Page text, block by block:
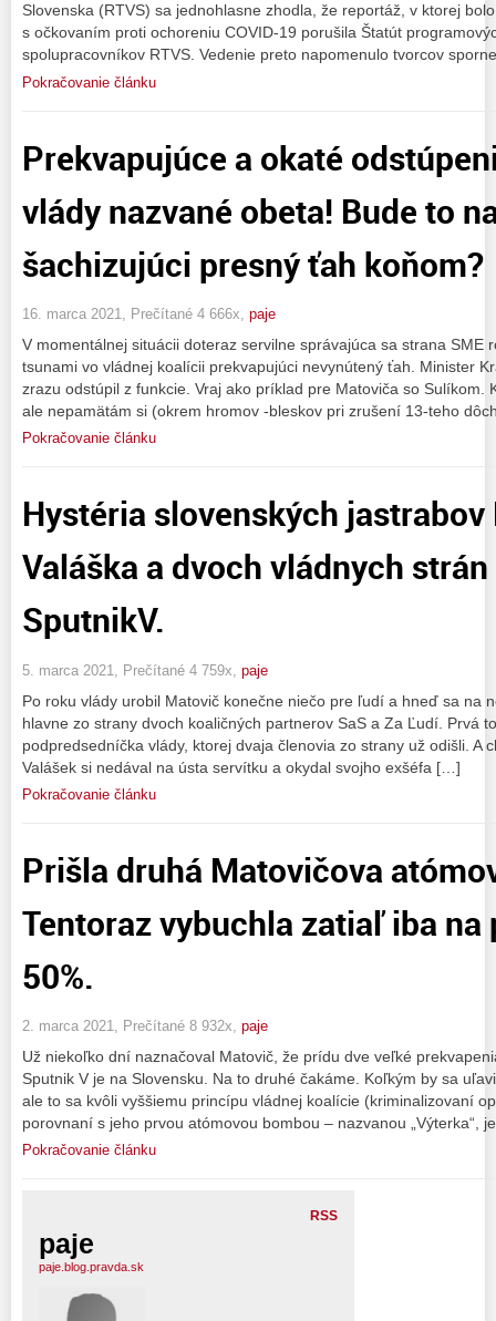
Slovenska (RTVS) sa jednohlasne zhodla, že reportáž, v ktorej
s očkovaním proti ochoreniu COVID-19 porušila Štatút
spolupracovníkov RTVS. Vedenie preto napomenulo tvorcov
Pokračovanie článku
Prekvapujúce a okaté
vlády nazvané obeta! Bude to
šachizujúci presný ťah koňom?
16. marca 2021, Prečítané 4 666x, paje
V momentálnej situácii doteraz servilne správajúca sa strana SME
tsunami vo vládnej koalícii prekvapujúci nevynútený ťah. Minister
zrazu odstúpil z funkcie. Vraj ako príklad pre Matoviča so Sulíkom.
ale nepamätám si (okrem hromov -bleskov pri zrušení 13-teho
Pokračovanie článku
Hystéria slovenských jastrabov
Valáška a dvoch vládnych
SputnikV.
5. marca 2021, Prečítané 4 759x, paje
Po roku vlády urobil Matovič konečne niečo pre ľudí a hneď sa na
hlavne zo strany dvoch koaličných partnerov SaS a Za Ľudí. Prvá
podpredsedníčka vlády, ktorej dvaja členovia zo strany už odišli. A
Valášek si nedával na ústa servítku a okydal svojho exšéfa […]
Pokračovanie článku
Prišla druhá Matovičova
Tentoraz vybuchla zatiaľ iba
50%.
2. marca 2021, Prečítané 8 932x, paje
Už niekoľko dní naznačoval Matovič, že prídu dve veľké
Sputnik V je na Slovensku. Na to druhé čakáme. Koľkým by sa
ale to sa kvôli vyššiemu princípu vládnej koalície (kriminalizovaní
porovnaní s jeho prvou atómovou bombou – nazvanou „Výterka“,
Pokračovanie článku
RSS
paje
paje.blog.pravda.sk